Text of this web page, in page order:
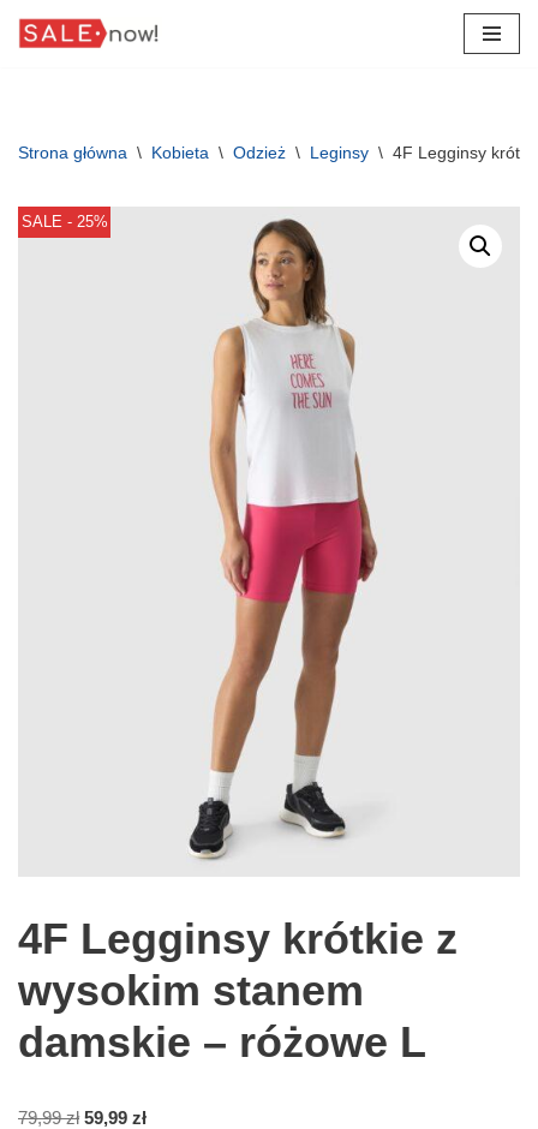
Strona główna \ Kobieta \ Odzież \ Leginsy \ 4F Legginsy
SALE - 25%
4F Legginsy krótkie z
wysokim stanem
damskie – różowe L
79,99zł 59,99 zł